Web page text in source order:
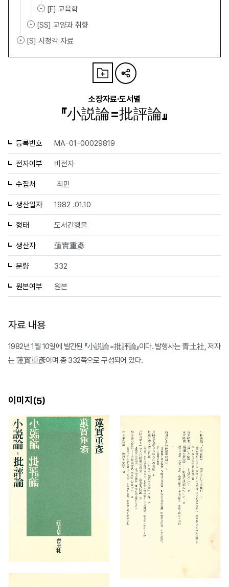
[F] 교육학
[SS] 교양과 취향
[S] 시청각 자료
소장자료·도서별
『小説論=批評論』
등록번호 MA-01-00029819
전자여부 비전자
수집처 최민
생산일자 1982 .01.10
형태 도서간행물
생산자 蓮實重彥
분량 332
원본여부 원본
자료 내용
1982년 1월 10일에 발간된 『小説論=批評論』이다. 발행사는 青土社, 저자
는 蓮實重彥이며 총 332쪽으로 구성되어 있다.
이미지(5)